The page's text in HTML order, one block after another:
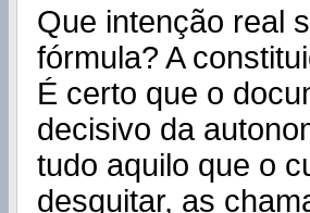
Que intenção real
fórmula? A
É certo que o
decisivo da
tudo aquilo que o
desquitar, as